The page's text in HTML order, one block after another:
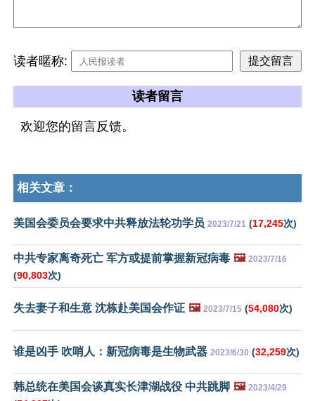
读者暱称:
读者留言
欢迎您的留言反馈。
相关文章：
美国会委员会要求中共释放法轮功学员 2023/7/21 (17,245次)
中共专家离奇死亡 军方或提前掌握新冠病毒 🖼️ 2023/7/16
(90,803次)
失去妻子和生意 沈栋赴美国会作证 🖼️ 2023/7/15 (54,080次)
谁是凶手 吹哨人：新冠病毒是生物武器 2023/6/30 (32,259次)
韩总统在美国会谈真实长津湖战役 中共跳脚 🖼️ 2023/4/29